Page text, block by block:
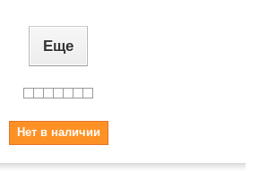
Еще
Нет в наличии